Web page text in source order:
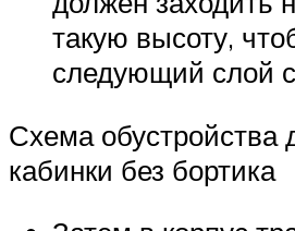
такую высоту,
следующий слой
Схема обустройства
кабинки без бортика